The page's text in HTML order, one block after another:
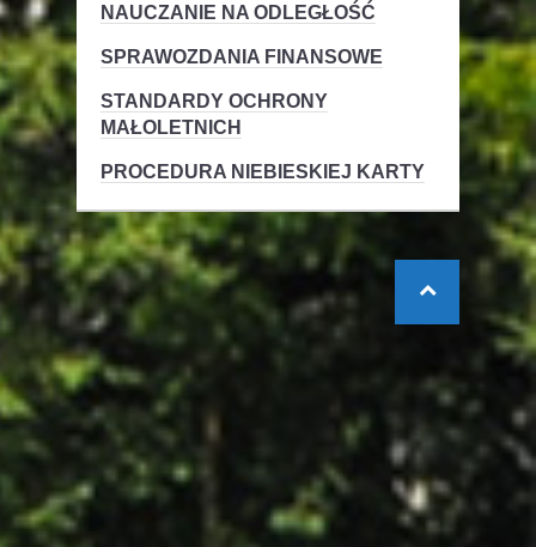
NAUCZANIE NA ODLEGŁOŚĆ
SPRAWOZDANIA FINANSOWE
STANDARDY OCHRONY
MAŁOLETNICH
PROCEDURA NIEBIESKIEJ KARTY